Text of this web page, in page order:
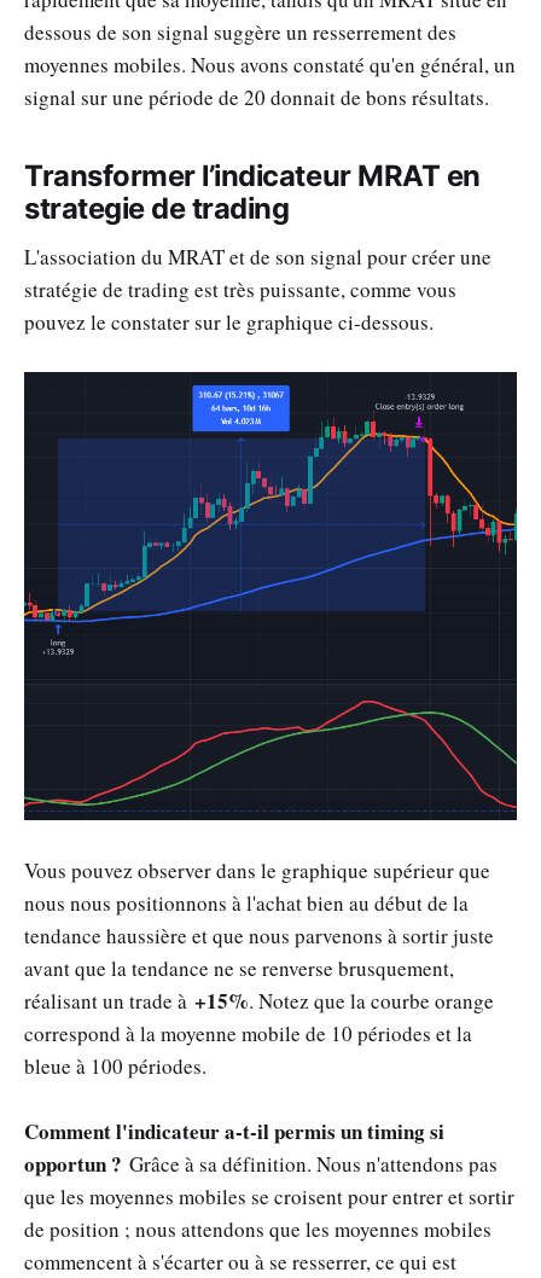
dessous de son signal suggère un resserrement des
moyennes mobiles. Nous avons constaté qu'en général, un
signal sur une période de 20 donnait de bons résultats.
Transformer l’indicateur MRAT en
strategie de trading
L'association du MRAT et de son signal pour créer une
stratégie de trading est très puissante, comme vous
pouvez le constater sur le graphique ci-dessous.
Vous pouvez observer dans le graphique supérieur que
nous nous positionnons à l'achat bien au début de la
tendance haussière et que nous parvenons à sortir juste
avant que la tendance ne se renverse brusquement,
réalisant un trade à +15%. Notez que la courbe orange
correspond à la moyenne mobile de 10 périodes et la
bleue à 100 périodes.
Comment l'indicateur a-t-il permis un timing si
opportun ? Grâce à sa définition. Nous n'attendons pas
que les moyennes mobiles se croisent pour entrer et sortir
de position ; nous attendons que les moyennes mobiles
commencent à s'écarter ou à se resserrer, ce qui est